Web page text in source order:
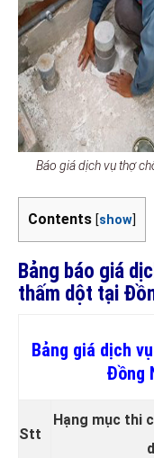
Báo giá dịch vụ thợ
Contents [show]
Bảng báo giá
thấm dột tại
Bảng giá dịch
Đồng
Stt
Hạng mục thi